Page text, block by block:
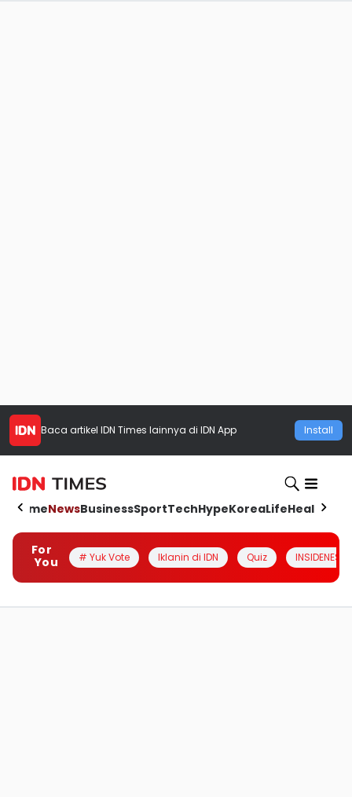
Baca artikel IDN Times lainnya di IDN App Install
HomeNewsBusinessSportTechHypeKoreaLifeHealth
For
You
# Yuk Vote Iklanin di IDN Quiz INSIDENESIA